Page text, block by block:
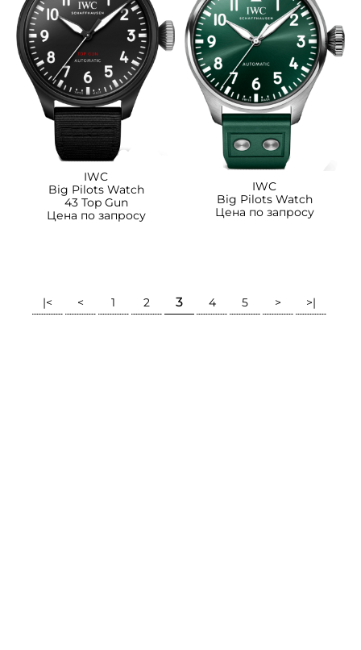
IWC
Big Pilots Watch
43 Top Gun
Цена по запросу
IWC
Big Pilots Watch
Цена по запросу
|< < 1 2 3 4 5 > >|